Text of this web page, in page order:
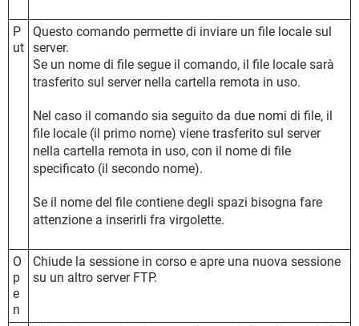
P
ut
Questo comando permette di inviare un file locale sul
server.
Se un nome di file segue il comando, il file locale sarà
trasferito sul server nella cartella remota in uso.
Nel caso il comando sia seguito da due nomi di file, il
file locale (il primo nome) viene trasferito sul server
nella cartella remota in uso, con il nome di file
specificato (il secondo nome).
Se il nome del file contiene degli spazi bisogna fare
attenzione a inserirli fra virgolette.
O
p
e
n
Chiude la sessione in corso e apre una nuova sessione
su un altro server FTP.